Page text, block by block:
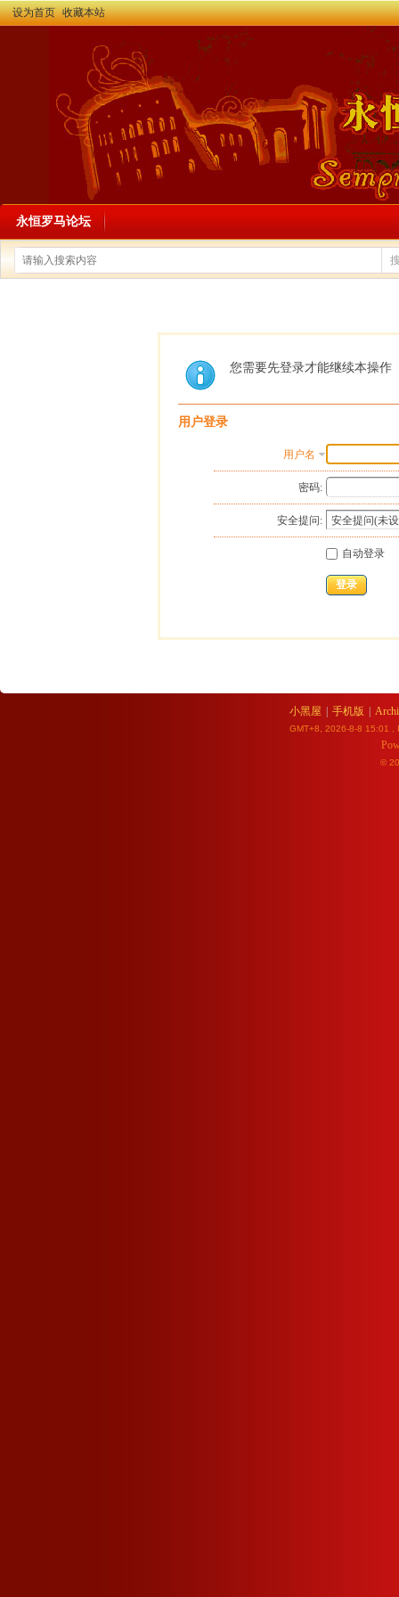
设为首页 收藏本站
永恒罗马论坛
您需要先登录才能继续本操作
用户登录
用户名
密码:
安全提问:
自动登录
登录
小黑屋 手机版
GMT+8, 2026-8-8 15:01 ,
©